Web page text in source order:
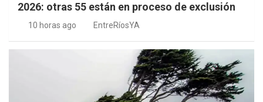
2026: otras 55 están en proceso de exclusión
10 horas ago EntreRíosYA